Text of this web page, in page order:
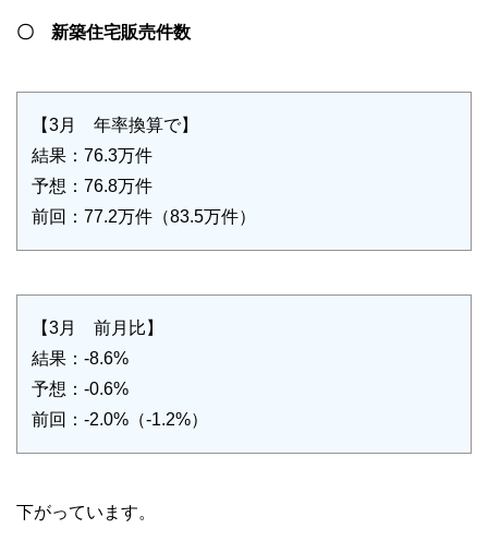
〇 新築住宅販売件数
【3月 年率換算で】
結果：76.3万件
予想：76.8万件
前回：77.2万件（83.5万件）
【3月 前月比】
結果：-8.6%
予想：-0.6%
前回：-2.0%（-1.2%）
下がっています。